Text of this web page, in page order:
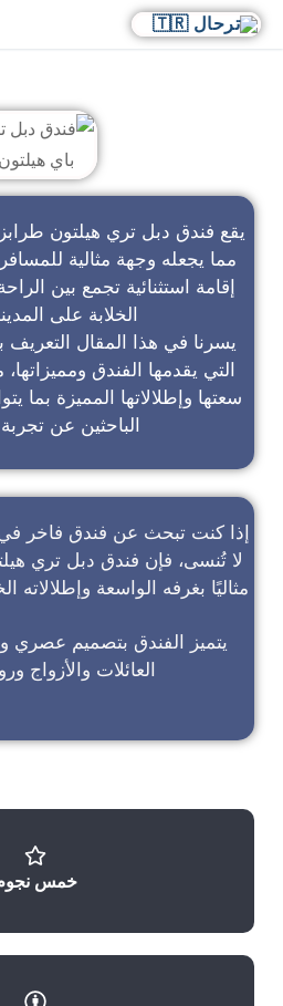
يقع فندق دبل تري هيلتون
مما يجعله وجهة مثالية
إقامة استثنائية تجمع بين
الخلابة على
يسرنا في هذا المقال التعريف
التي يقدمها الفندق
سعتها وإطلالاتها المميزة بما
الباحثين عن
إذا كنت تبحث عن فندق فاخر
لا تُنسى، فإن فندق دبل تري
مثاليًا بغرفه الواسعة وإطلالاته
يتميز الفندق بتصميم عصري
العائلات والأزواج
خمس